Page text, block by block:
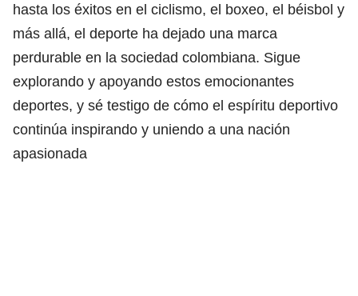
hasta los éxitos en el ciclismo, el boxeo, el béisbol y
más allá, el deporte ha dejado una marca
perdurable en la sociedad colombiana. Sigue
explorando y apoyando estos emocionantes
deportes, y sé testigo de cómo el espíritu deportivo
continúa inspirando y uniendo a una nación
apasionada